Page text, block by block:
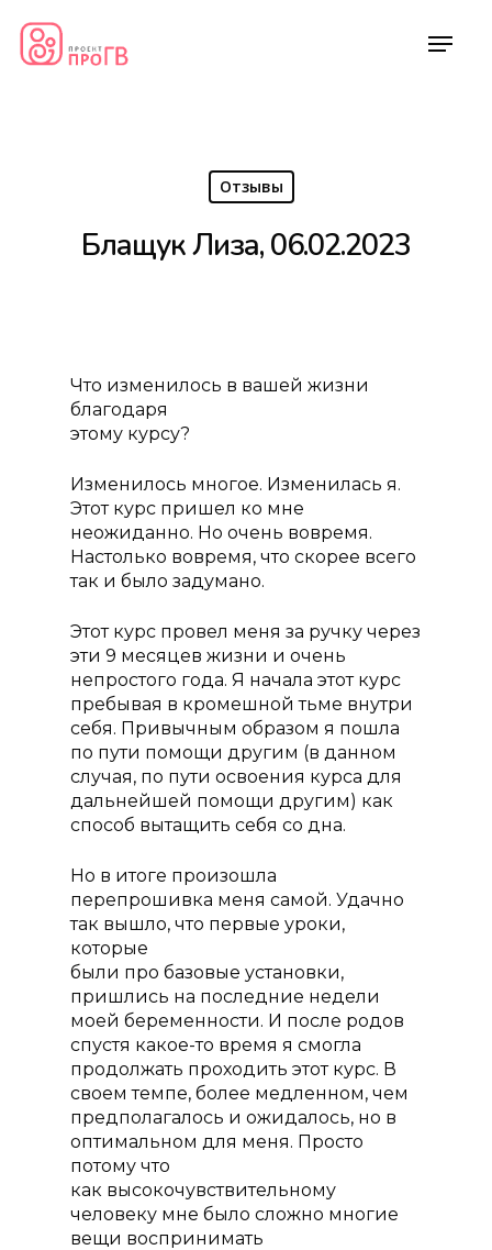
Отзывы
Блащук Лиза, 06.02.2023
Что изменилось в вашей жизни
благодаря
этому курсу?
Изменилось многое. Изменилась я.
Этот курс пришел ко мне
неожиданно. Но очень вовремя.
Настолько вовремя, что скорее всего
так и было задумано.
Этот курс провел меня за ручку через
эти 9 месяцев жизни и очень
непростого года. Я начала этот курс
пребывая в кромешной тьме внутри
себя. Привычным образом я пошла
по пути помощи другим (в данном
случая, по пути освоения курса для
дальнейшей помощи другим) как
способ вытащить себя со дна.
Но в итоге произошла
перепрошивка меня самой. Удачно
так вышло, что первые уроки,
которые
были про базовые установки,
пришлись на последние недели
моей беременности. И после родов
спустя какое-то время я смогла
продолжать проходить этот курс. В
своем темпе, более медленном, чем
предполагалось и ожидалось, но в
оптимальном для меня. Просто
потому что
как высокочувствительному
человеку мне было сложно многие
вещи воспринимать